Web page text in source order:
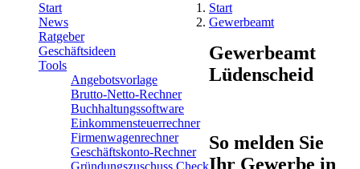
Start
News
Ratgeber
Geschäftsideen
Tools
Angebotsvorlage
Brutto-Netto-Rechner
Buchhaltungssoftware
Einkommensteuerrechner
Firmenwagenrechner
Geschäftskonto-Rechner
Gründungszuschuss Check
Start
Gewerbeamt
Gewerbeamt
Lüdenscheid
So melden Sie
Ihr Gewerbe in